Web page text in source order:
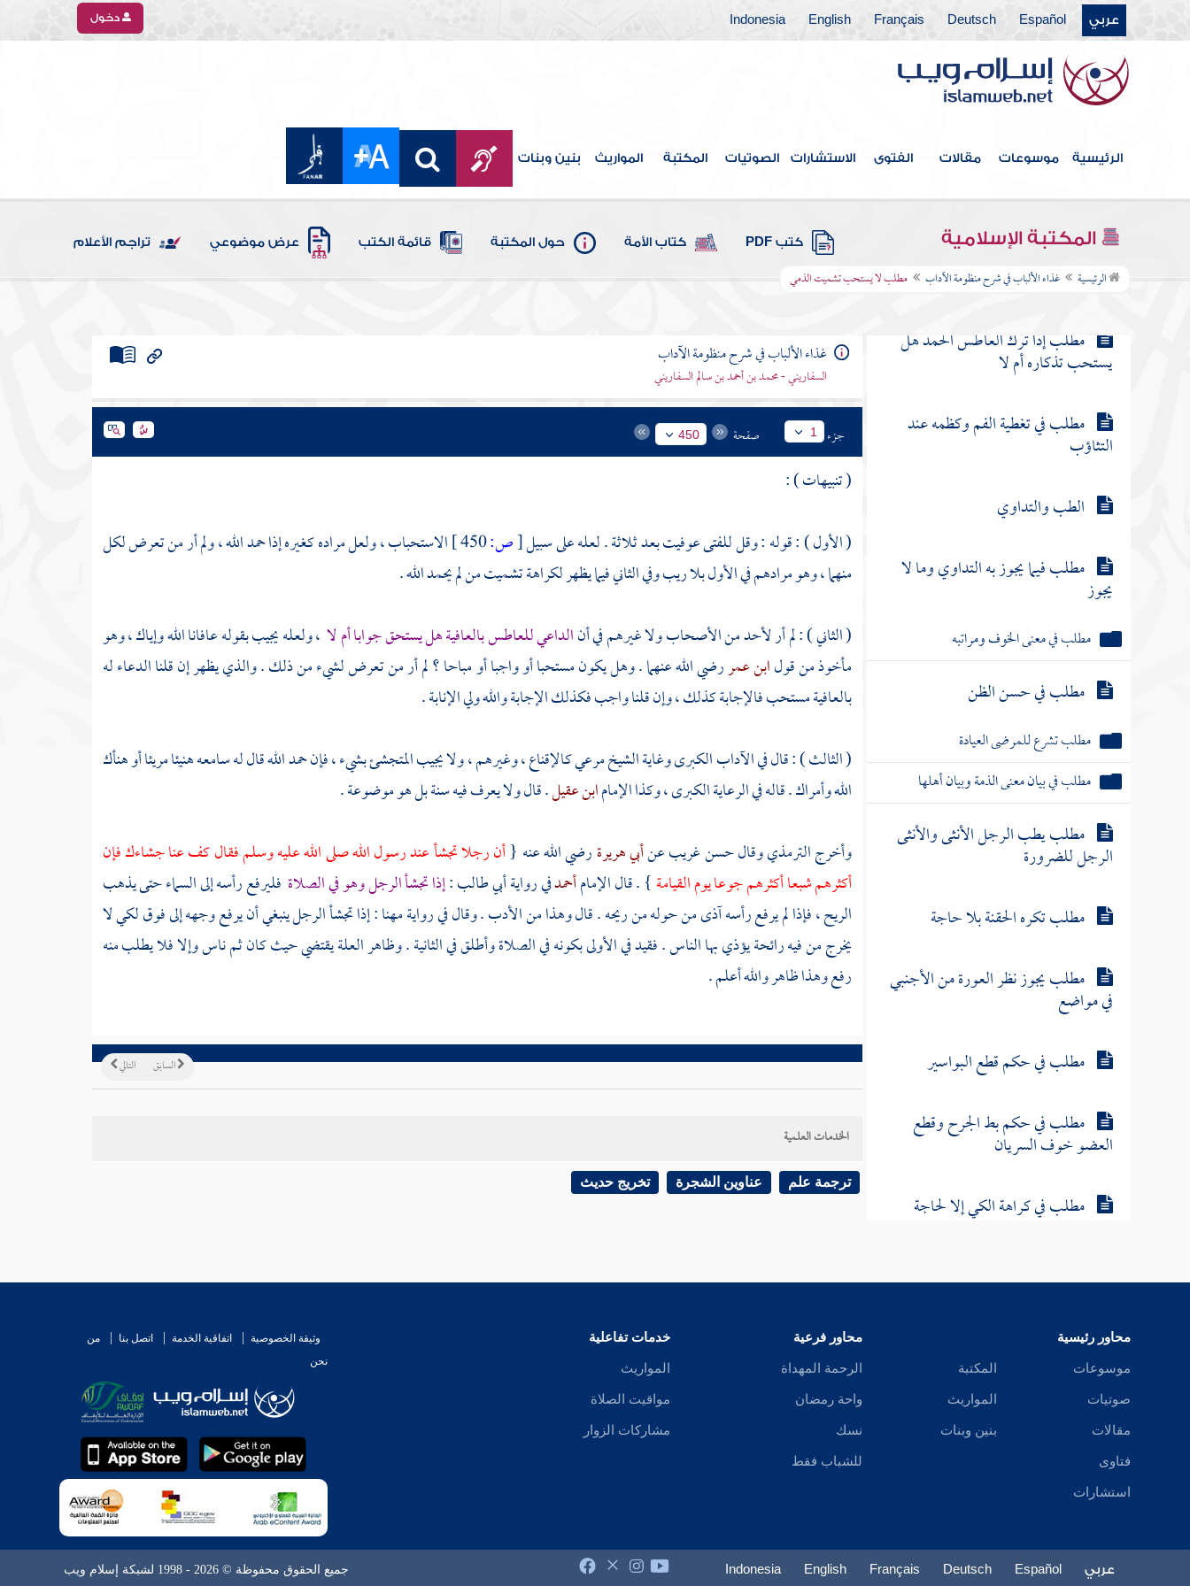
عربي Español
Deutsch
Français
English
Indonesia دخول
الرئيسية موسوعات مقالات الفتوى الاستشارات الصوتيات المكتبة المواريث بنين وبنات
المكتبة الإسلامية كتب PDF كتاب الأمة حول المكتبة قائمة الكتب عرض موضوعي تراجم الأعلام
الرئيسية غذاء الألباب في شرح منظومة الآداب مطلب لا يستحب تشميت الذمي
مطلب إن الله يحب العطاس ويكره
التثاؤب
له المشمت
مطلب لا يستحب تشميت الذمي
مطلب إذا ترك العاطس الحمد هل
يستحب تذكاره أم لا
مطلب في تغطية الفم وكظمه عند
التثاؤب
الطب والتداوي
مطلب فيما يجوز به التداوي وما لا
يجوز
مطلب في معنى الخوف ومراتبه
مطلب في حسن الظن
مطلب تشرع للمرضى العيادة
مطلب في بيان معنى الذمة وبيان أهلها
مطلب يطب الرجل الأنثى والأنثى
الرجل للضرورة
مطلب تكره الحقنة بلا حاجة
مطلب يجوز نظر العورة من الأجنبي
في مواضع
مطلب في حكم قطع البواسير
مطلب في حكم بط الجرح وقطع
العضو خوف السريان
مطلب في كراهة الكي إلا لحاجة
مطلب في جواز الوسم بغير الوجه
مطلب في حكم جز ذيل الخيل
مطلب يكره جز أعراف الخيل
مطلب في الحث على اقتناء الخيل
وأنها معقود بنواصيها الخير
غذاء الألباب في شرح منظومة الآداب
السفاريني - محمد بن أحمد بن سالم السفاريني
جزء 1 صفحة 450
( تنبيهات ) :
( الأول ) : قوله : وقل للفتى عوفيت بعد ثلاثة . لعله على سبيل[ص:
الاستحباب ، ولعل مراده كغيره إذا حمد الله ، ولم أر من تعرض لكل
منهما ، وهو مرادهم في الأول بلا ريب وفي الثاني فيما يظهر لكراهة تشميت من لم يحمد الله .
( الثاني ) : لم أر لأحد من الأصحاب ولا غيرهم في أنالداعي للعاطس بالعافية هل يستحق جوابا أم لا ، ولعله يجيب بقوله عافانا الله وإياك ، وهو
مأخوذ من قولابن عمررضي الله عنهما . وهل يكون مستحبا أو واجبا أو مباحا ؟ لم أر من تعرض لشيء من ذلك . والذي يظهر إن قلنا الدعاء له
بالعافية مستحب فالإجابة كذلك ، وإن قلنا واجب فكذلك الإجابة والله ولي الإنابة .
( الثالث ) : قال في الآداب الكبرى وغايةالشيخ مرعيكالإقناع ، وغيرهم ، ولا يجيب المتجشئ بشيء ، فإن حمد الله قال له سامعه هنيئا مريئا أو هنأك
الله وأمراك . قاله في الرعاية الكبرى ، وكذا الإمامابن عقيل. قال ولا يعرف فيه سنة بل هو موضوعة .
وأخرجالترمذيوقال حسن غريب عنأبي هريرةرضي الله عنه {أن رجلا تجشأ عند رسول الله صلى الله عليه وسلم فقال كف عنا جشاءك فإن
أكثرهم شبعا أكثرهم جوعا يوم القيامة} . قال الإمامأحمدفي روايةأبي طالب:إذا تجشأ الرجل وهو في الصلاة فليرفع رأسه إلى السماء حتى يذهب
الريح ، فإذا لم يرفع رأسه آذى من حوله من ريحه . قال وهذا من الأدب . وقال في روايةمهنا: إذا تجشأ الرجل ينبغي أن يرفع وجهه إلى فوق لكي لا
يخرج من فيه رائحة يؤذي بها الناس . فقيد في الأولى بكونه في الصلاة وأطلق في الثانية . وظاهر العلة يقتضي حيث كان ثم ناس وإلا فلا يطلب منه
رفع وهذا ظاهر والله أعلم .
التالي السابق
الخدمات العلمية
ترجمة علم عناوين الشجرة تخريج حديث
محاور رئيسية
موسوعات
صوتيات
مقالات
فتاوى
استشارات
المكتبة
المواريث
بنين وبنات
محاور فرعية
الرحمة المهداة
واحة رمضان
نسك
للشباب فقط
خدمات تفاعلية
المواريث
مواقيت الصلاة
مشاركات الزوار
وثيقة الخصوصية اتفاقية الخدمة اتصل بنا
من
نحن
عربي Español
Deutsch
Français
English
Indonesia جميع الحقوق محفوظة © 2026 - 1998 لشبكة إسلام ويب